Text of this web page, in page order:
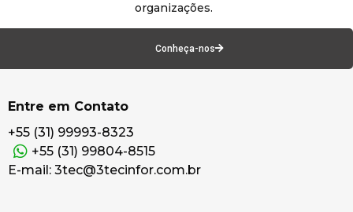
organizações.
Conheça-nos
Entre em Contato
+55 (31) 99993-8323
+55 (31) 99804-8515
E-mail: 3tec@3tecinfor.com.br